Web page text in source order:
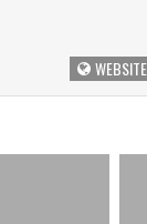
WEBSITE